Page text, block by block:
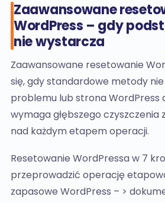
Zaawansowane
WordPress – gdy
nie wystarcza
Zaawansowane resetowanie
się, gdy standardowe metody
problemu lub strona WordPress
wymaga głębszego czyszczenia
nad każdym etapem operacji.
Resetowanie WordPressa w 7
przeprowadzić operację
zapasowe WordPress – >